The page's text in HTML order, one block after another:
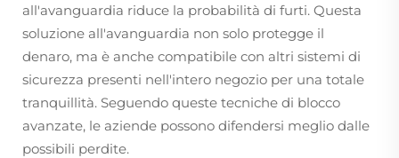
all'avanguardia riduce la probabilità di furti. Questa
soluzione all'avanguardia non solo protegge il
denaro, ma è anche compatibile con altri sistemi di
sicurezza presenti nell'intero negozio per una totale
tranquillità. Seguendo queste tecniche di blocco
avanzate, le aziende possono difendersi meglio dalle
possibili perdite.